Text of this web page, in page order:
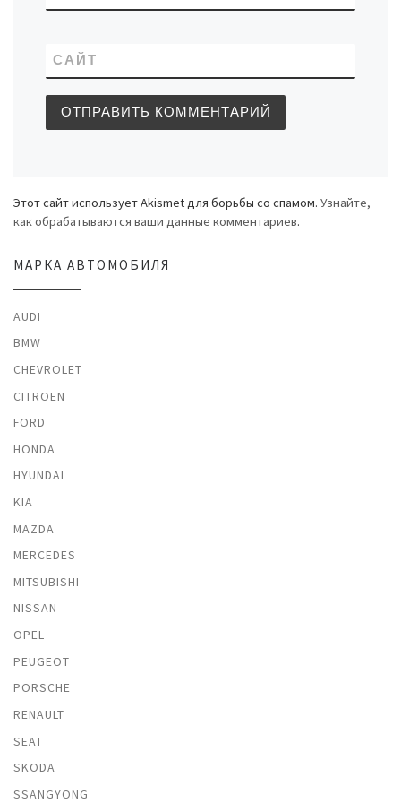
САЙТ
Этот сайт использует Akismet для борьбы со спамом. Узнайте,
как обрабатываются ваши данные комментариев.
МАРКА АВТОМОБИЛЯ
AUDI
BMW
CHEVROLET
CITROEN
FORD
HONDA
HYUNDAI
KIA
MAZDA
MERCEDES
MITSUBISHI
NISSAN
OPEL
PEUGEOT
PORSCHE
RENAULT
SEAT
SKODA
SSANGYONG